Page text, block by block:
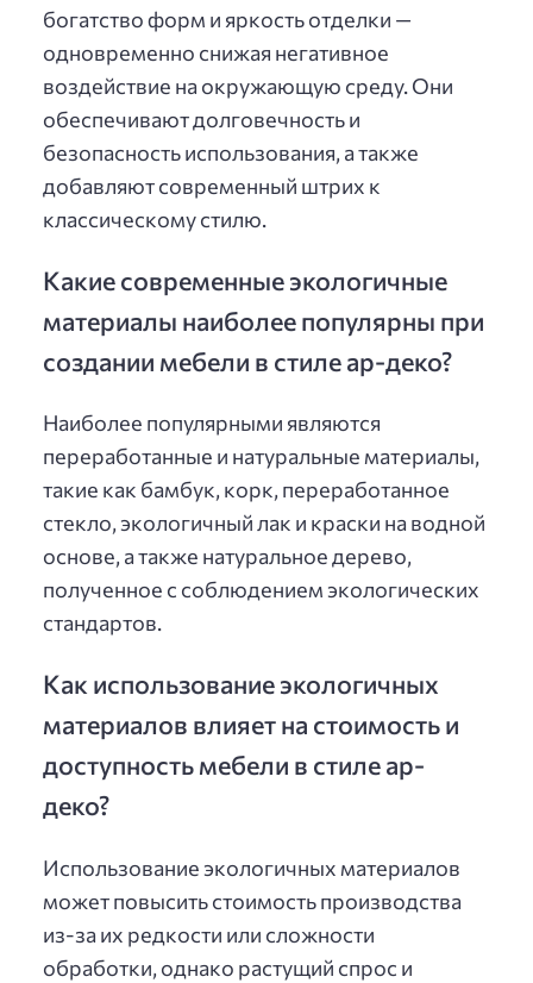
богатство форм и яркость отделки —
одновременно снижая негативное
воздействие на окружающую среду. Они
обеспечивают долговечность и
безопасность использования, а также
добавляют современный штрих к
классическому стилю.
Какие современные экологичные
материалы наиболее популярны при
создании мебели в стиле ар-деко?
Наиболее популярными являются
переработанные и натуральные материалы,
такие как бамбук, корк, переработанное
стекло, экологичный лак и краски на водной
основе, а также натуральное дерево,
полученное с соблюдением экологических
стандартов.
Как использование экологичных
материалов влияет на стоимость и
доступность мебели в стиле ар-
деко?
Использование экологичных материалов
может повысить стоимость производства
из-за их редкости или сложности
обработки, однако растущий спрос и